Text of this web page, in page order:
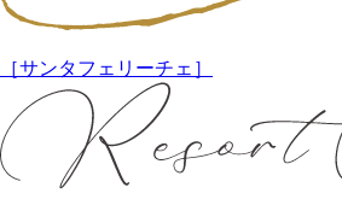
［サンタフェリーチェ］